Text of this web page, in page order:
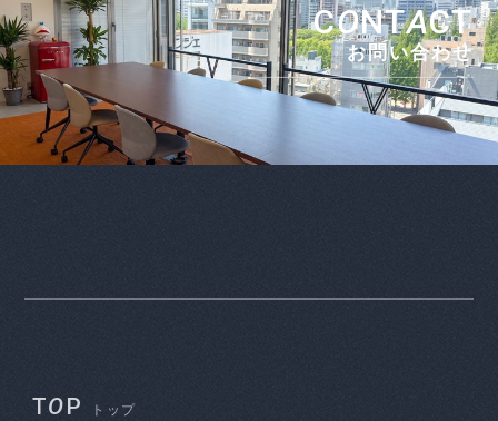
CONTACT
お問い合わせ
TOP トップ